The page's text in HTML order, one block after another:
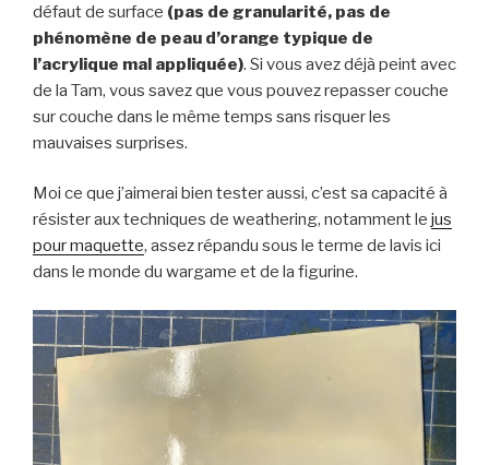
défaut de surface (pas de granularité, pas de
phénomène de peau d’orange typique de
l’acrylique mal appliquée). Si vous avez déjà peint avec
de la Tam, vous savez que vous pouvez repasser couche
sur couche dans le même temps sans risquer les
mauvaises surprises.
Moi ce que j’aimerai bien tester aussi, c’est sa capacité à
résister aux techniques de weathering, notamment le jus
pour maquette, assez répandu sous le terme de lavis ici
dans le monde du wargame et de la figurine.